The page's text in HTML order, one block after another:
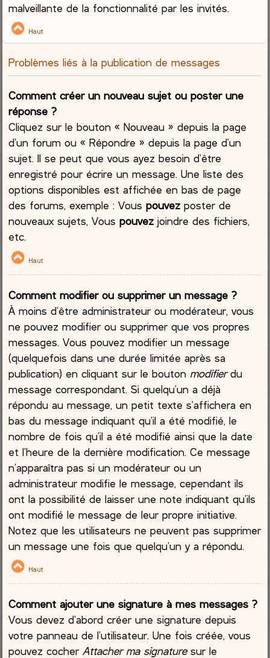
malveillante de la fonctionnalité par les invités.
Haut
Problèmes liés à la publication de messages
Comment créer un nouveau sujet ou poster une
réponse ?
Cliquez sur le bouton « Nouveau » depuis la page
d’un forum ou « Répondre » depuis la page d’un
sujet. Il se peut que vous ayez besoin d’être
enregistré pour écrire un message. Une liste des
options disponibles est affichée en bas de page
des forums, exemple : Vouspouvez poster de
nouveaux sujets, Vouspouvez joindre des fichiers,
etc.
Haut
Comment modifier ou supprimer un message ?
À moins d’être administrateur ou modérateur, vous
ne pouvez modifier ou supprimer que vos propres
messages. Vous pouvez modifier un message
(quelquefois dans une durée limitée après sa
publication) en cliquant sur le bouton modifierdu
message correspondant. Si quelqu’un a déjà
répondu au message, un petit texte s’affichera en
bas du message indiquant qu’il a été modifié, le
nombre de fois qu’il a été modifié ainsi que la date
et l’heure de la dernière modification. Ce message
n’apparaîtra pas si un modérateur ou un
administrateur modifie le message, cependant ils
ont la possibilité de laisser une note indiquant qu’ils
ont modifié le message de leur propre initiative.
Notez que les utilisateurs ne peuvent pas supprimer
un message une fois que quelqu’un y a répondu.
Haut
Comment ajouter une signature à mes messages ?
Vous devez d’abord créer une signature depuis
votre panneau de l’utilisateur. Une fois créée, vous
pouvez cocherAttacher ma signaturesur le